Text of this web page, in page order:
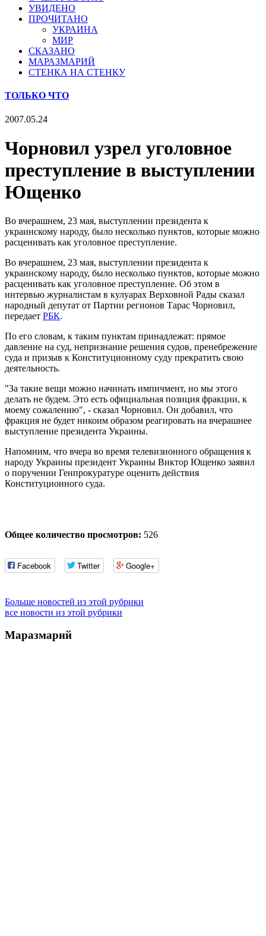
УВИДЕНО
ПРОЧИТАНО
УКРАИНА
МИР
СКАЗАНО
МАРАЗМАРИЙ
СТЕНКА НА СТЕНКУ
ТОЛЬКО ЧТО
2007.05.24
Чорновил узрел уголовное
преступление в выступлении
Ющенко
Во вчерашнем, 23 мая, выступлении президента к
украинскому народу, было несколько пунктов, которые можно
расценивать как уголовное преступление.
Во вчерашнем, 23 мая, выступлении президента к
украинскому народу, было несколько пунктов, которые можно
расценивать как уголовное преступление. Об этом в
интервью журналистам в кулуарах Верховной Рады сказал
народный депутат от Партии регионов Тарас Чорновил,
передает РБК.
По его словам, к таким пунктам принадлежат: прямое
давление на суд, непризнание решения судов, пренебрежение
суда и призыв к Конституционному суду прекратить свою
деятельность.
"За такие вещи можно начинать импичмент, но мы этого
делать не будем. Это есть официальная позиция фракции, к
моему сожалению", - сказал Чорновил. Он добавил, что
фракция не будет никоим образом реагировать на вчерашнее
выступление президента Украины.
Напомним, что вчера во время телевизионного обращения к
народу Украины президент Украины Виктор Ющенко заявил
о поручении Генпрокуратуре оценить действия
Конституционного суда.
Общее количество просмотров: 526
Facebook Twitter Google+
Больше новостей из этой рубрики
все новости из этой рубрики
Маразмарий